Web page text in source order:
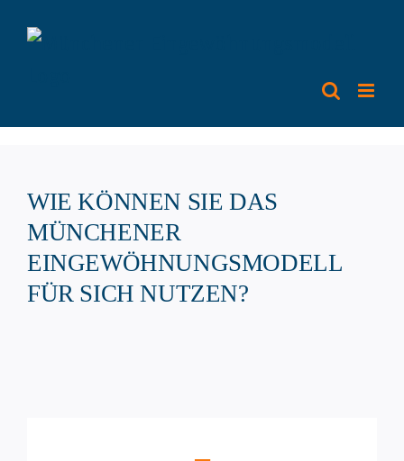
Inhalt
WIE KÖNNEN SIE DAS
MÜNCHENER
EINGEWÖHNUNGSMODELL
FÜR SICH NUTZEN?